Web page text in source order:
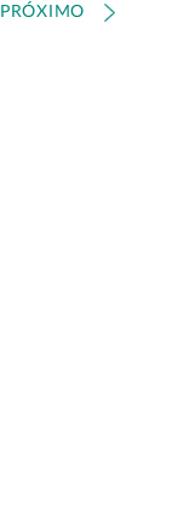
PRÓXIMO